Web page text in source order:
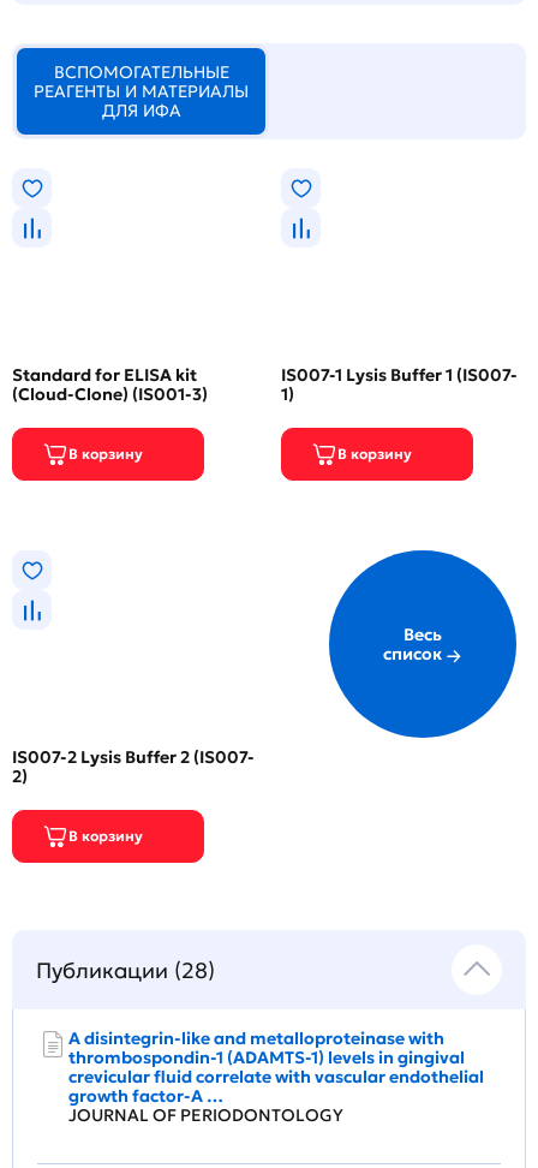
ВСПОМОГАТЕЛЬНЫЕ
РЕАГЕНТЫ И МАТЕРИАЛЫ
ДЛЯ ИФА
Standard for ELISA kit
(Cloud-Clone) (IS001-3)
IS007-1 Lysis Buffer 1 (IS007-
1)
IS007-2 Lysis Buffer 2 (IS007-
2)
Весь
список
Публикации (28)
A disintegrin‐like and metalloproteinase with
thrombospondin‐1 (ADAMTS‐1) levels in gingival
crevicular fluid correlate with vascular endothelial
growth factor‐A …
JOURNAL OF PERIODONTOLOGY